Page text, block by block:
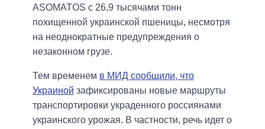
ASOMATOS с 26,9 тысячами тонн
похищенной украинской пшеницы, несмотря
на неоднократные предупреждения о
незаконном грузе.
Тем временем в МИД сообщили, что
Украиной зафиксированы новые маршруты
транспортировки украденного россиянами
украинского урожая. В частности, речь идет о